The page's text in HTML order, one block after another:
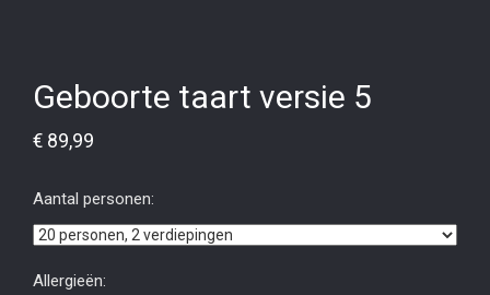
Geboorte taart versie 5
€ 89,99
Aantal personen:
Allergieën: